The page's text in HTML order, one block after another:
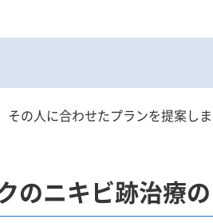
の人に合わせたプランを提案しま
のニキビ跡治療